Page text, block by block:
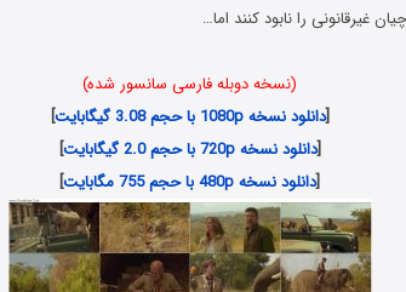
غیرقانونی را نابود کنند اما…
(نسخه دوبله فارسی سانسور شده)
[دانلود نسخه 1080p با حجم 3.08 گیگابایت
]
[دانلود نسخه 720p با حجم 2.0 گیگابایت
]
[دانلود نسخه 480p با حجم 755 مگابایت ]